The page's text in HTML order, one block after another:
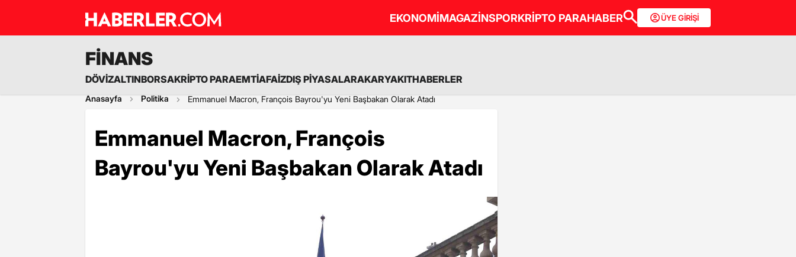
EKONOMİMAGAZİNSPORKRİPTO PARAHABER ÜYE GİRİŞİ
FİNANS
DÖVİZALTINBORSAKRİPTO PARAEMTİAFAİZDIŞ PİYASALARAKARYAKITHABERLER
Anasayfa Politika Emmanuel Macron, François Bayrou'yu Yeni Başbakan Olarak Atadı
Emmanuel Macron, François
Bayrou'yu Yeni Başbakan Olarak Atadı